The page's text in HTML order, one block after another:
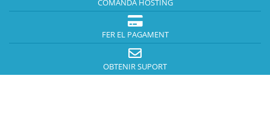
COMANDA HOSTING
FER EL PAGAMENT
OBTENIR SUPORT